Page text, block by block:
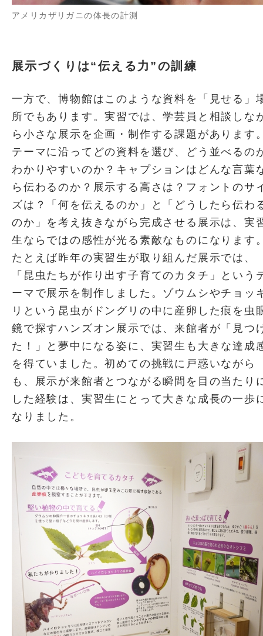
アメリカザリガニの体長の計測
展示づくりは“伝える力”の訓練
一方で、博物館はこのような資料を「見せる」
所でもあります。実習では、学芸員と相談しな
ら小さな展示を企画・制作する課題があります
テーマに沿ってどの資料を選び、どう並べるの
わかりやすいのか？キャプションはどんな言葉
ら伝わるのか？展示する高さは？フォントのサ
ズは？「何を伝えるのか」と「どうしたら伝わ
のか」を考え抜きながら完成させる展示は、実
生ならではの感性が光る素敵なものになります
たとえば昨年の実習生が取り組んだ展示では、
「昆虫たちが作り出す子育てのカタチ」という
ーマで展示を制作しました。ゾウムシやチョッ
リという昆虫がドングリの中に産卵した痕を虫
鏡で探すハンズオン展示では、来館者が「見つ
た！」と夢中になる姿に、実習生も大きな達成
を得ていました。初めての挑戦に戸惑いながら
も、展示が来館者とつながる瞬間を目の当たり
した経験は、実習生にとって大きな成長の一歩
なりました。